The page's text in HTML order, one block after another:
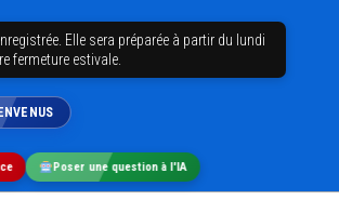
Poser une question à l'IA
Elle sera préparée à partir du lundi
fermeture estivale.